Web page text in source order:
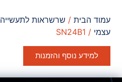
עמוד הבית / שרשראות לתעשייה
עצמי / SN24B1
למידע נוסף והזמנות